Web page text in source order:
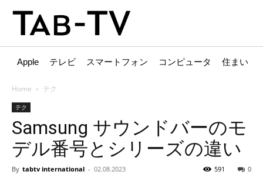
Apple テレビ スマートフォン コンピュータ 住まい
Home テク
テク
Samsung サウンドバーのモ
デル番号とシリーズの違い
By tabtv international - 02.08.2023 0
591